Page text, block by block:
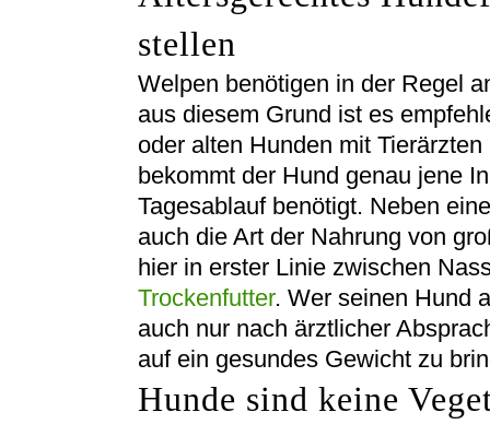
stellen
Welpen benötigen in der Regel
aus diesem Grund ist es
oder alten Hunden mit
bekommt der Hund genau jene
Tagesablauf benötigt. Neben
auch die Art der Nahrung von
hier in erster Linie zwischen
Trockenfutter. Wer seinen Hund
auch nur nach ärztlicher
auf ein gesundes Gewicht zu
Hunde sind keine